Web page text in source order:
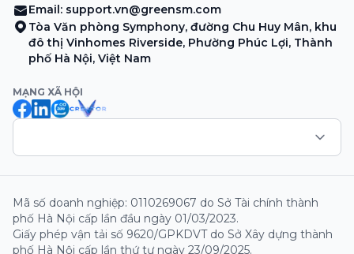
Email: support.vn@greensm.com
Tòa Văn phòng Symphony, đường Chu Huy Mân, khu
đô thị Vinhomes Riverside, Phường Phúc Lợi, Thành
phố Hà Nội, Việt Nam
MẠNG XÃ HỘI
Mã số doanh nghiệp: 0110269067 do Sở Tài chính thành
phố Hà Nội cấp lần đầu ngày 01/03/2023.
Giấy phép vận tải số 9620/GPKDVT do Sở Xây dựng thành
phố Hà Nội cấp lần thứ tư ngày 23/09/2025.